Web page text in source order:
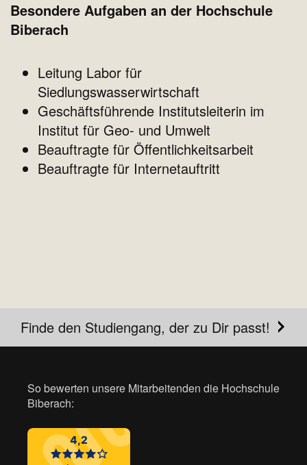
Besondere Aufgaben an der Hochschule
Biberach
Leitung Labor für
Siedlungswasserwirtschaft
Geschäftsführende Institutsleiterin im
Institut für Geo- und Umwelt
Beauftragte für Öffentlichkeitsarbeit
Beauftragte für Internetauftritt
Finde den Studiengang, der zu Dir passt!
So bewerten unsere Mitarbeitenden die Hochschule
Biberach: